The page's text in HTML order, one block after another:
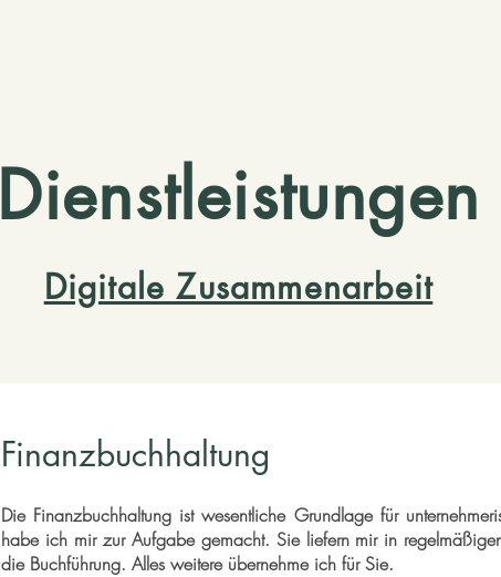
Dienstleistungen
Digitale Zusammenarbeit
Finanzbuchhaltung
Die Finanzbuchhaltung ist wesentliche Grundlage für
habe ich mir zur Aufgabe gemacht. Sie liefern mir in
die Buchführung. Alles weitere übernehme ich für Sie.